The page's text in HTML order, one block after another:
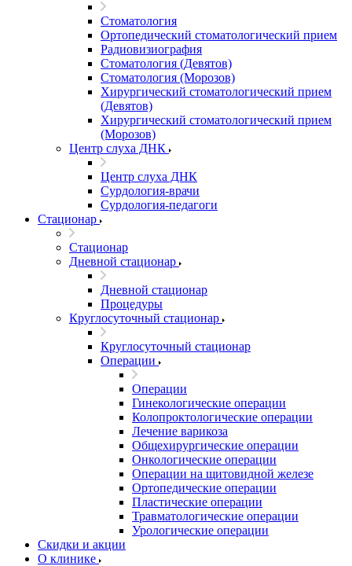
Стоматология
Ортопедический стоматологический прием
Радиовизиография
Стоматология (Девятов)
Стоматология (Морозов)
Хирургический стоматологический прием
(Девятов)
Хирургический стоматологический прием
(Морозов)
Центр слуха ДНК
Центр слуха ДНК
Сурдология-врачи
Сурдология-педагоги
Стационар
Стационар
Дневной стационар
Дневной стационар
Процедуры
Круглосуточный стационар
Круглосуточный стационар
Операции
Операции
Гинекологические операции
Колопроктологические операции
Лечение варикоза
Общехирургические операции
Онкологические операции
Операции на щитовидной железе
Ортопедические операции
Пластические операции
Травматологические операции
Урологические операции
Скидки и акции
О клинике